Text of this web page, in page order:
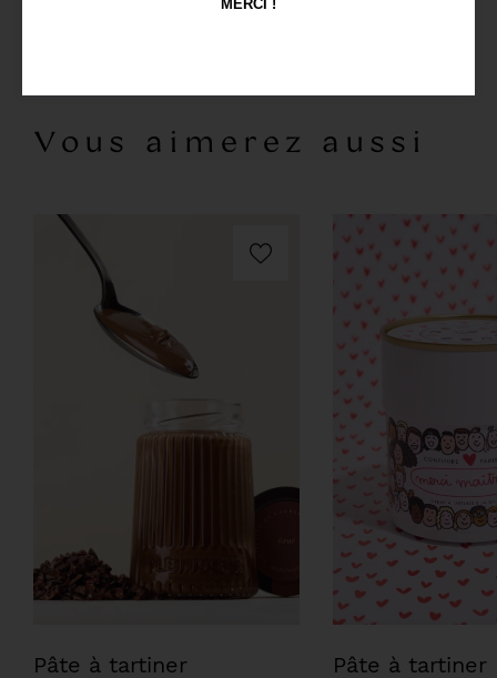
MERCI !
Vous aimerez aussi
Pâte à tartiner
Pâte à tartiner